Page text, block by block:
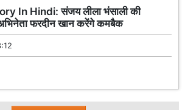
In Hindi: संजय लीला भंसाली की
फरदीन खान करेंगे कमबैक